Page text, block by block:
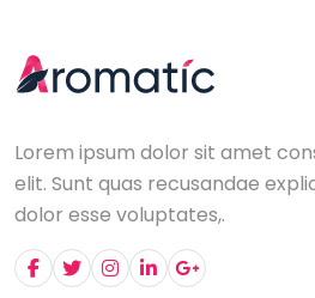
Lorem ipsum dolor sit amet
elit. Sunt quas recusandae
dolor esse voluptates,.